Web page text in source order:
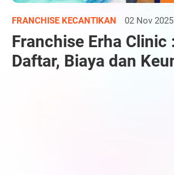
FRANCHISE KECANTIKAN 02 Nov 2025
Franchise Erha Clinic
Daftar, Biaya dan